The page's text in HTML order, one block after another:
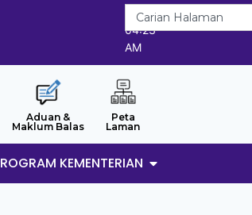
6/8/2026
04:23
AM
Aduan &
Maklum Balas
Peta
Laman
KEMENTERIAN